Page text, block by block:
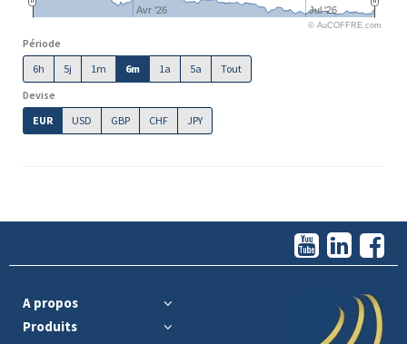
Avr '26 Jul '26
© AuCOFFRE.com
Période
6h
5j 1m 6m 1a 5a
Tout
Devise
EUR
USD GBP CHF JPY
A propos
Produits